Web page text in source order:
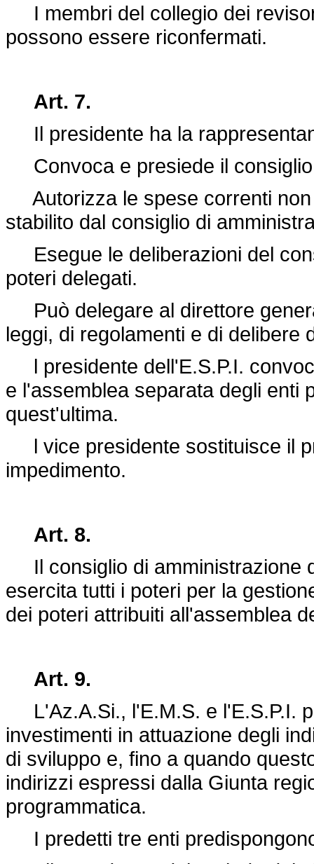
I membri del collegio dei
possono essere riconfermati.
Art. 7.
Il presidente ha la
Convoca e presiede il
Autorizza le spese correnti non
stabilito dal consiglio di
Esegue le deliberazioni del
poteri delegati.
Può delegare al direttore
leggi, di regolamenti e di delibere
l presidente dell'E.S.P.I.
e l'assemblea separata degli enti
quest'ultima.
l vice presidente sostituisce il
impedimento.
Art. 8.
Il consiglio di amministrazione
esercita tutti i poteri per la
dei poteri attribuiti all'assemblea
Art. 9.
L'Az.A.Si., l'E.M.S. e l'E.S.P.I.
investimenti in attuazione degli
di sviluppo e, fino a quando
indirizzi espressi dalla Giunta
programmatica.
I predetti tre enti